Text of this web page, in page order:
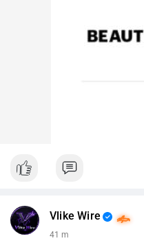
Vlike Wire
41 m